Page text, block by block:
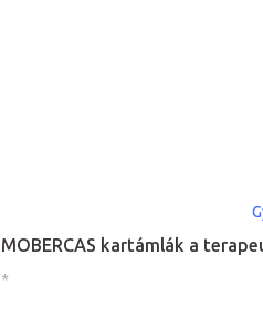
MOBERCAS kartámlák a
*